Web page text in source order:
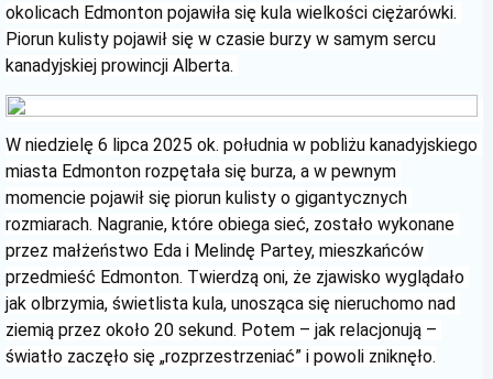
okolicach Edmonton pojawiła się kula wielkości ciężarówki.
Piorun kulisty pojawił się w czasie burzy w samym sercu
kanadyjskiej prowincji Alberta.
W niedzielę 6 lipca 2025 ok. południa w pobliżu kanadyjskiego
miasta Edmonton rozpętała się burza, a w pewnym
momencie pojawił się piorun kulisty o gigantycznych
rozmiarach. Nagranie, które obiega sieć, zostało wykonane
przez małżeństwo Eda i Melindę Partey, mieszkańców
przedmieść Edmonton. Twierdzą oni, że zjawisko wyglądało
jak olbrzymia, świetlista kula, unosząca się nieruchomo nad
ziemią przez około 20 sekund. Potem – jak relacjonują –
światło zaczęło się „rozprzestrzeniać” i powoli zniknęło.